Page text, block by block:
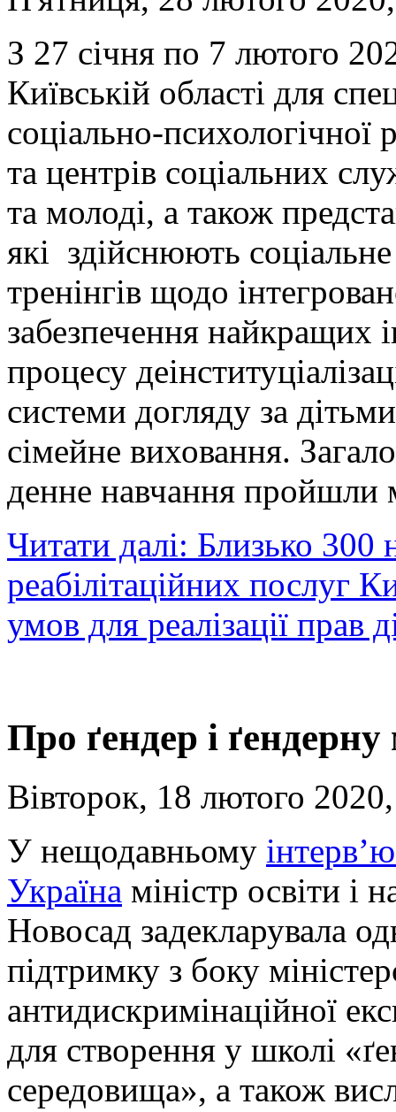
З 27 січня по 7 лютого
Київській області для
соціально-психологічної
та центрів соціальних
та молоді, а також
які здійснюють
тренінгів щодо
забезпечення найкращих
процесу
системи догляду за
сімейне виховання.
денне навчання пройшли
Читати далі: Близько 300
реабілітаційних послуг
умов для реалізації прав
Про ґендер і ґендерну
Вівторок, 18 лютого
У нещодавньому
Україна міністр освіти і
Новосад задекларувала
підтримку з боку
антидискримінаційної
для створення у школі
середовища», а також